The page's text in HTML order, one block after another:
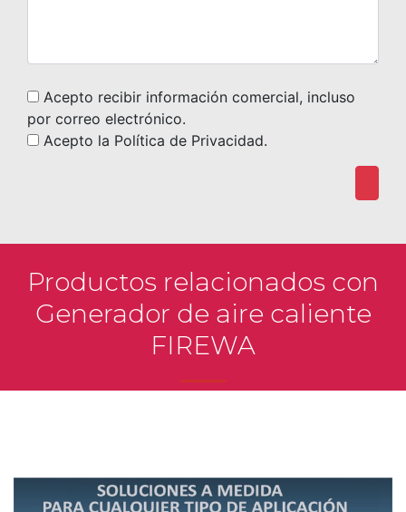
Acepto recibir información comercial, incluso
por correo electrónico.
Acepto la Política de Privacidad.
Productos relacionados con
Generador de aire caliente
FIREWA